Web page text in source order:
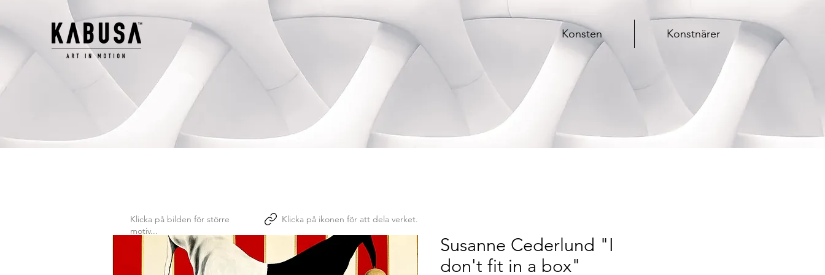
Konsten Konstnärer
Susanne Cederlund "I
don't fit in a box"
Klicka på bilden för större
motiv...
Klicka på ikonen för att dela verket.